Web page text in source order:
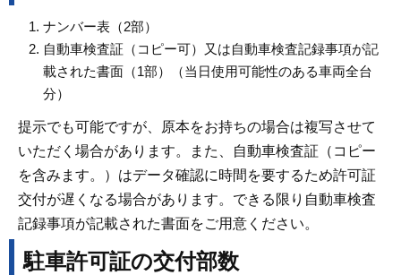
ナンバー表（2部）
自動車検査証（コピー可）又は自動車検査記録事項が記
載された書面（1部）（当日使用可能性のある車両全台
分）
提示でも可能ですが、原本をお持ちの場合は複写させて
いただく場合があります。また、自動車検査証（コピー
を含みます。）はデータ確認に時間を要するため許可証
交付が遅くなる場合があります。できる限り自動車検査
記録事項が記載された書面をご用意ください。
駐車許可証の交付部数